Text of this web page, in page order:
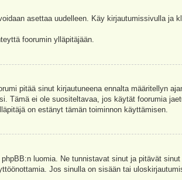
asettaa uudelleen. Käy kirjautumissivulla ja
foorumin ylläpitäjään.
pitää sinut kirjautuneena ennalta määritellyn
Tämä ei ole suositeltavaa, jos käytät foorumia
on estänyt tämän toiminnon käyttämisen.
luomia. Ne tunnistavat sinut ja pitävät
Jos sinulla on sisään tai